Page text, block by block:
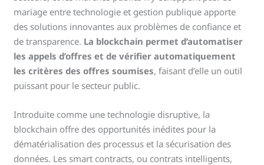
mariage entre technologie et gestion publique apporte
des solutions innovantes aux problèmes de confiance et
de transparence. La blockchain permet d’automatiser
les appels d’offres et de vérifier automatiquement
les critères des offres soumises, faisant d’elle un outil
puissant pour le secteur public.
Introduite comme une technologie disruptive, la
blockchain offre des opportunités inédites pour la
dématérialisation des processus et la sécurisation des
données. Les smart contracts, ou contrats intelligents,